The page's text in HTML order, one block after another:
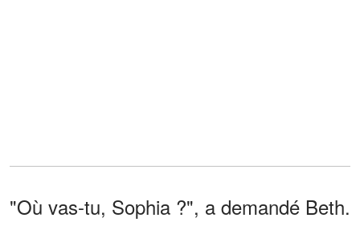
"Où vas-tu, Sophia ?", a demandé Beth.